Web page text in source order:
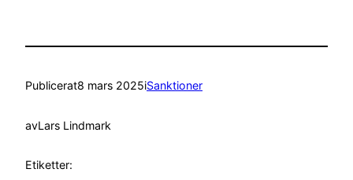
Publicerat8 mars 2025iSanktioner
avLars Lindmark
Etiketter: